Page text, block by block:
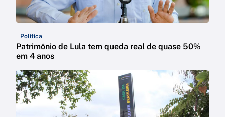
Política
Patrimônio de Lula tem queda real de quase 50%
em 4 anos